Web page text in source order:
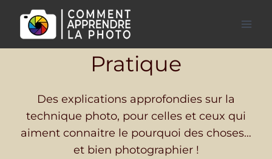
contenu
Pratique
Des explications approfondies sur la
technique photo, pour celles et ceux qui
aiment connaitre le pourquoi des choses…
et bien photographier !